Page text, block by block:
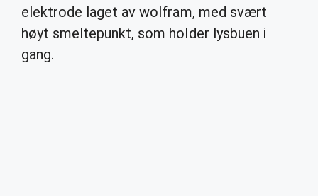
elektrode laget av wolfram, med svært
høyt smeltepunkt, som holder lysbuen i
gang.